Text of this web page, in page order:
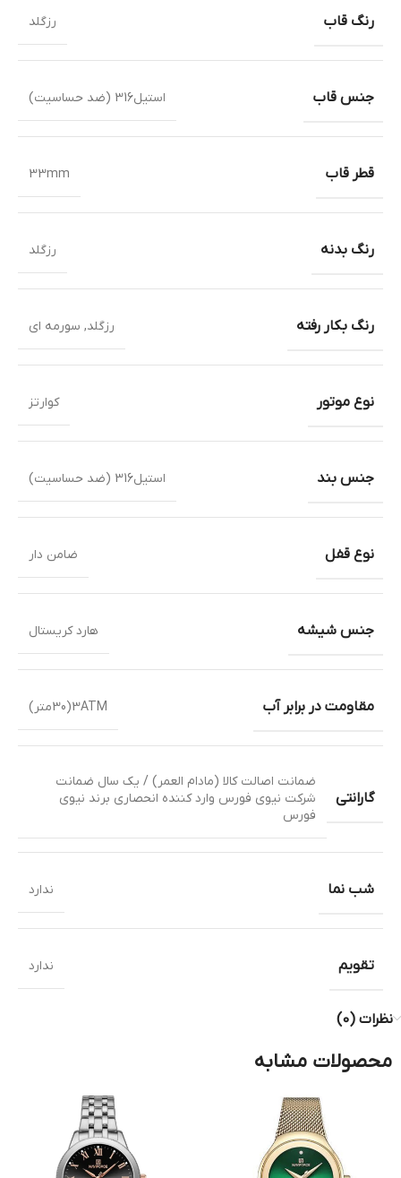
رنگ قاب رزگلد
جنس قاب استیل316 (ضد حساسیت)
قطر قاب 33mm
رنگ بدنه رزگلد
رنگ بکار رفته رزگلد, سورمه ای
نوع موتور کوارتز
جنس بند استیل316 (ضد حساسیت)
نوع قفل ضامن دار
جنس شیشه هارد کریستال
مقاومت در برابر آب 3ATM(30متر)
گارانتی
ضمانت اصالت کالا (مادام العمر) / یک سال ضمانت
شرکت نیوی فورس وارد کننده انحصاری برند نیوی
فورس
شب نما ندارد
تقویم ندارد
نظرات (0)
محصولات مشابه